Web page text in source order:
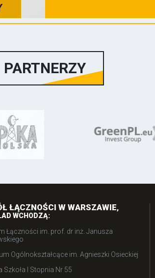
PARTNERZY
ŁĄCZNOŚCI W WARSZAWIE,
WCHODZĄ:
Łączności im. prof. dr inż. Janusza
Ogólnokształcące im. Agnieszki Osieckiej
Szkoła I Stopnia Nr 55